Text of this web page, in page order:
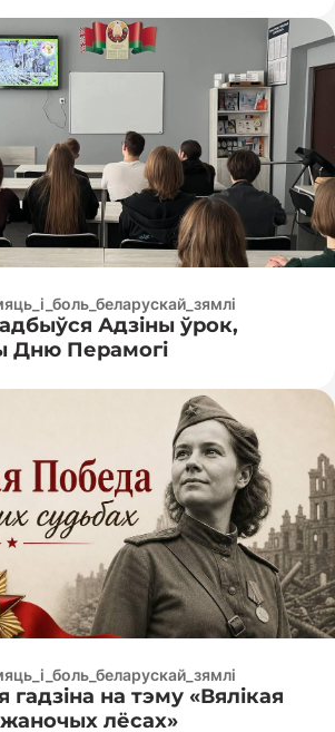
Адзіны ўрок,
Дню Перамогі
гадзіна на тэму «Вялікая
лёсах»